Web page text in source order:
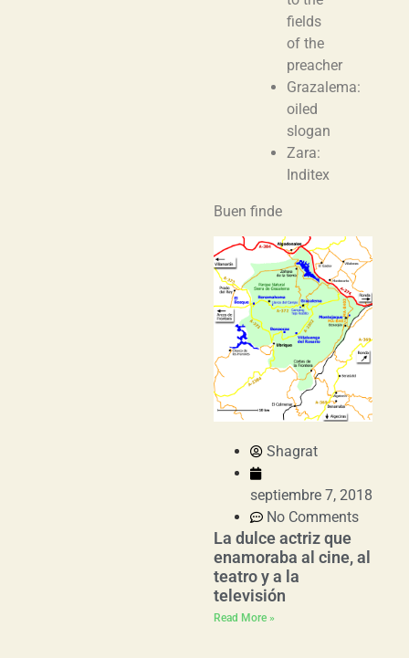
fields
of the
preacher
Grazalema:
oiled
slogan
Zara:
Inditex
Buen finde
Shagrat
septiembre 7, 2018
No Comments
La dulce actriz que
enamoraba al cine, al
teatro y a la
televisión
Read More »